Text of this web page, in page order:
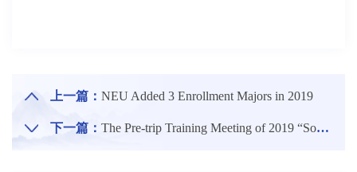
上一篇： NEU Added 3 Enrollment Majors in 2019
下一篇： The Pre-trip Training Meeting of 2019 “Sound Study Abroad” of Education Ministry Was Held in Northeastern University